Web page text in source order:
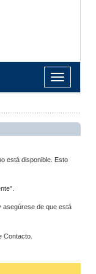
Toggle
navigation
está disponible. Esto
asegúrese de que está
Contacto.